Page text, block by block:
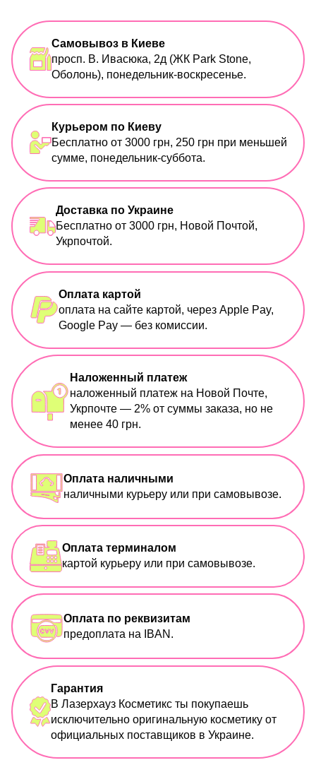
Самовывоз в Киеве
просп. В. Ивасюка, 2д (ЖК Park Stone,
Оболонь), понедельник-воскресенье.
Курьером по Киеву
Бесплатно от 3000 грн, 250 грн при меньшей
сумме, понедельник-суббота.
Доставка по Украине
Бесплатно от 3000 грн, Новой Почтой,
Укрпочтой.
Оплата картой
оплата на сайте картой, через Apple Pay,
Google Pay — без комиссии.
Наложенный платеж
наложенный платеж на Новой Почте,
Укрпочте — 2% от суммы заказа, но не
менее 40 грн.
Оплата наличными
наличными курьеру или при самовывозе.
Оплата терминалом
картой курьеру или при самовывозе.
Оплата по реквизитам
предоплата на IBAN.
Гарантия
В Лазерхауз Косметикс ты покупаешь
исключительно оригинальную косметику от
официальных поставщиков в Украине.